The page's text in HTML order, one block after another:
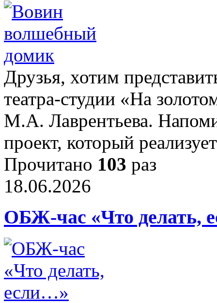
Друзья, хотим
театра-студии «На
М.А. Лаврентьева.
проект, который
Прочитано 103 раз
18.06.2026
ОБЖ-час «Что делать,